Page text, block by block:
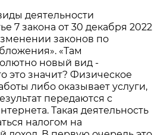
деятельности
7 закона от 30 декабря 2022
законов по
«Там
новый вид -
это значит? Физическое
либо оказывает услуги,
передаются с
Такая деятельность
налогом на